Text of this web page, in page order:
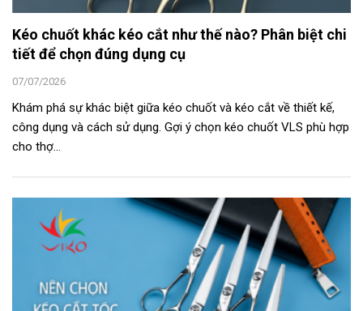
Kéo chuốt khác kéo cắt như thế nào? Phân biệt chi
tiết để chọn đúng dụng cụ
07/07/2026
Khám phá sự khác biệt giữa kéo chuốt và kéo cắt về thiết kế,
công dụng và cách sử dụng. Gợi ý chọn kéo chuốt VLS phù hợp
cho thợ...